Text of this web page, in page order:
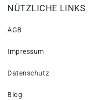
NÜTZLICHE LINKS
AGB
Impressum
Datenschutz
Blog